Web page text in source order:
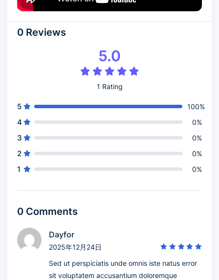
0 Reviews
5.0
1 Rating
5 100%
4 0%
3 0%
2 0%
1 0%
0 Comments
Dayfor
2025年12月24日
Sed ut perspiciatis unde omnis iste natus error
sit voluptatem accusantium doloremque